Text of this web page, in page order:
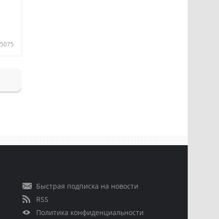
5075
Быстрая подписка на новости
RSS
Политика конфиденциальности